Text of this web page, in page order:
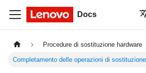
Docs
Procedure di sostituzione hardware
Completamento delle operazioni di